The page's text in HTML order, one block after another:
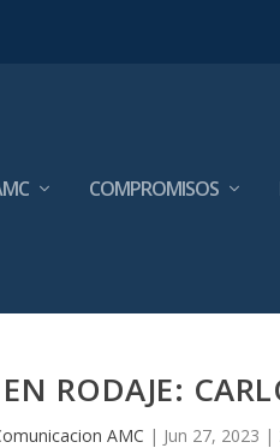
COMPROMISOS
EN RODAJE:
AMC | Jun 27, 2023 |